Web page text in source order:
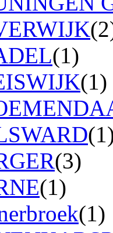
(1)
(1)
(3)
(1)
(1)